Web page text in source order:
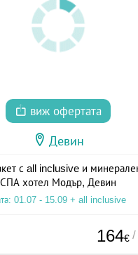
виж офертата
Девин
с all inclusive и
СПА хотел Модър, Девин
01.07 - 15.09 + all inclusive
164€ /